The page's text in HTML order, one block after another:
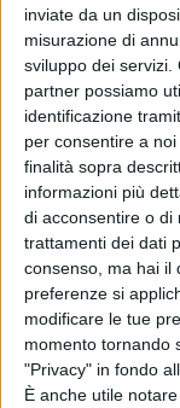
inviate da un
misurazione di
sviluppo dei servizi.
partner possiamo
identificazione
per consentire a
finalità sopra
informazioni più
di acconsentire o di
trattamenti dei dati
consenso, ma hai il
preferenze si
modificare le tue
momento tornando
"Privacy" in fondo
È anche utile